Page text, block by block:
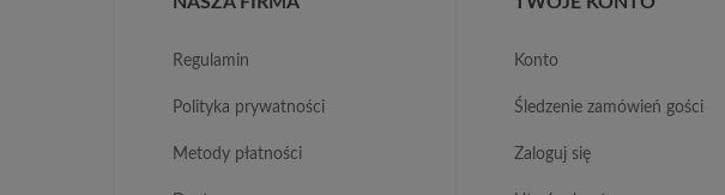
regulamin
polityka prywatności
metody płatności
konto
śledzenie zamówień gości
zaloguj się